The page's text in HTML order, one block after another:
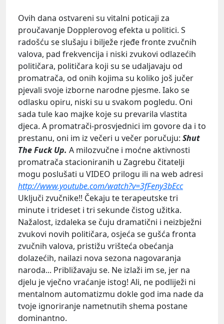
Ovih dana ostvareni su vitalni poticaji za
proučavanje Dopplerovog efekta u politici. S
radošću se slušaju i bilježe rjeđe fronte zvučnih
valova, pad frekvencija i niski zvukovi odlazećih
političara, političara koji su se udaljavaju od
promatrača, od onih kojima su koliko još jučer
pjevali svoje izborne narodne pjesme. Iako se
odlasku opiru, niski su u svakom pogledu. Oni
sada tule kao majke koje su prevarila vlastita
djeca. A promatrači-prosvjednici im govore da i to
prestanu, oni im iz večeri u večer poručuju: Shut
The Fuck Up. A milozvučne i moćne aktivnosti
promatrača stacioniranih u Zagrebu čitatelji
mogu poslušati u VIDEO prilogu ili na web adresi
http://www.youtube.com/watch?v=3fFeny3bEcc
Uključi zvučnike!! Čekaju te terapeutske tri
minute i trideset i tri sekunde čistog užitka.
Nažalost, izdaleka se čuju dramatični i neizbježni
zvukovi novih političara, osjeća se gušća fronta
zvučnih valova, pristižu vrišteća obećanja
dolazećih, nailazi nova sezona nagovaranja
naroda... Približavaju se. Ne izlaži im se, jer na
djelu je vječno vraćanje istog! Ali, ne podliježi ni
mentalnom automatizmu dokle god ima nade da
tvoje ignoriranje nametnutih shema postane
dominantno.